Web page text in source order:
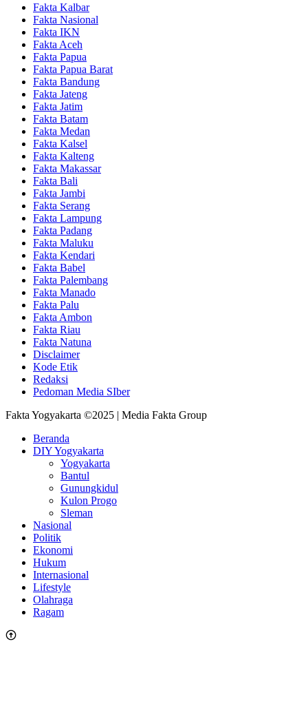
Fakta Kalbar
Fakta Nasional
Fakta IKN
Fakta Aceh
Fakta Papua
Fakta Papua Barat
Fakta Bandung
Fakta Jateng
Fakta Jatim
Fakta Batam
Fakta Medan
Fakta Kalsel
Fakta Kalteng
Fakta Makassar
Fakta Bali
Fakta Jambi
Fakta Serang
Fakta Lampung
Fakta Padang
Fakta Maluku
Fakta Kendari
Fakta Babel
Fakta Palembang
Fakta Manado
Fakta Palu
Fakta Ambon
Fakta Riau
Fakta Natuna
Disclaimer
Kode Etik
Redaksi
Pedoman Media SIber
Fakta Yogyakarta ©2025 | Media Fakta Group
Beranda
DIY Yogyakarta
Yogyakarta
Bantul
Gunungkidul
Kulon Progo
Sleman
Nasional
Politik
Ekonomi
Hukum
Internasional
Lifestyle
Olahraga
Ragam